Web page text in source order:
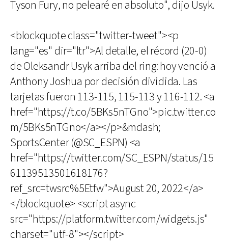
Tyson Fury, no pelearé en absoluto", dijo Usyk.
<blockquote class="twitter-tweet"><p
lang="es" dir="ltr">Al detalle, el récord (20-0)
de Oleksandr Usyk arriba del ring: hoy venció a
Anthony Joshua por decisión dividida. Las
tarjetas fueron 113-115, 115-113 y 116-112. <a
href="https://t.co/5BKs5nTGno">pic.twitter.co
m/5BKs5nTGno</a></p>&mdash;
SportsCenter (@SC_ESPN) <a
href="https://twitter.com/SC_ESPN/status/15
61139513501618176?
ref_src=twsrc%5Etfw">August 20, 2022</a>
</blockquote> <script async
src="https://platform.twitter.com/widgets.js"
charset="utf-8"></script>